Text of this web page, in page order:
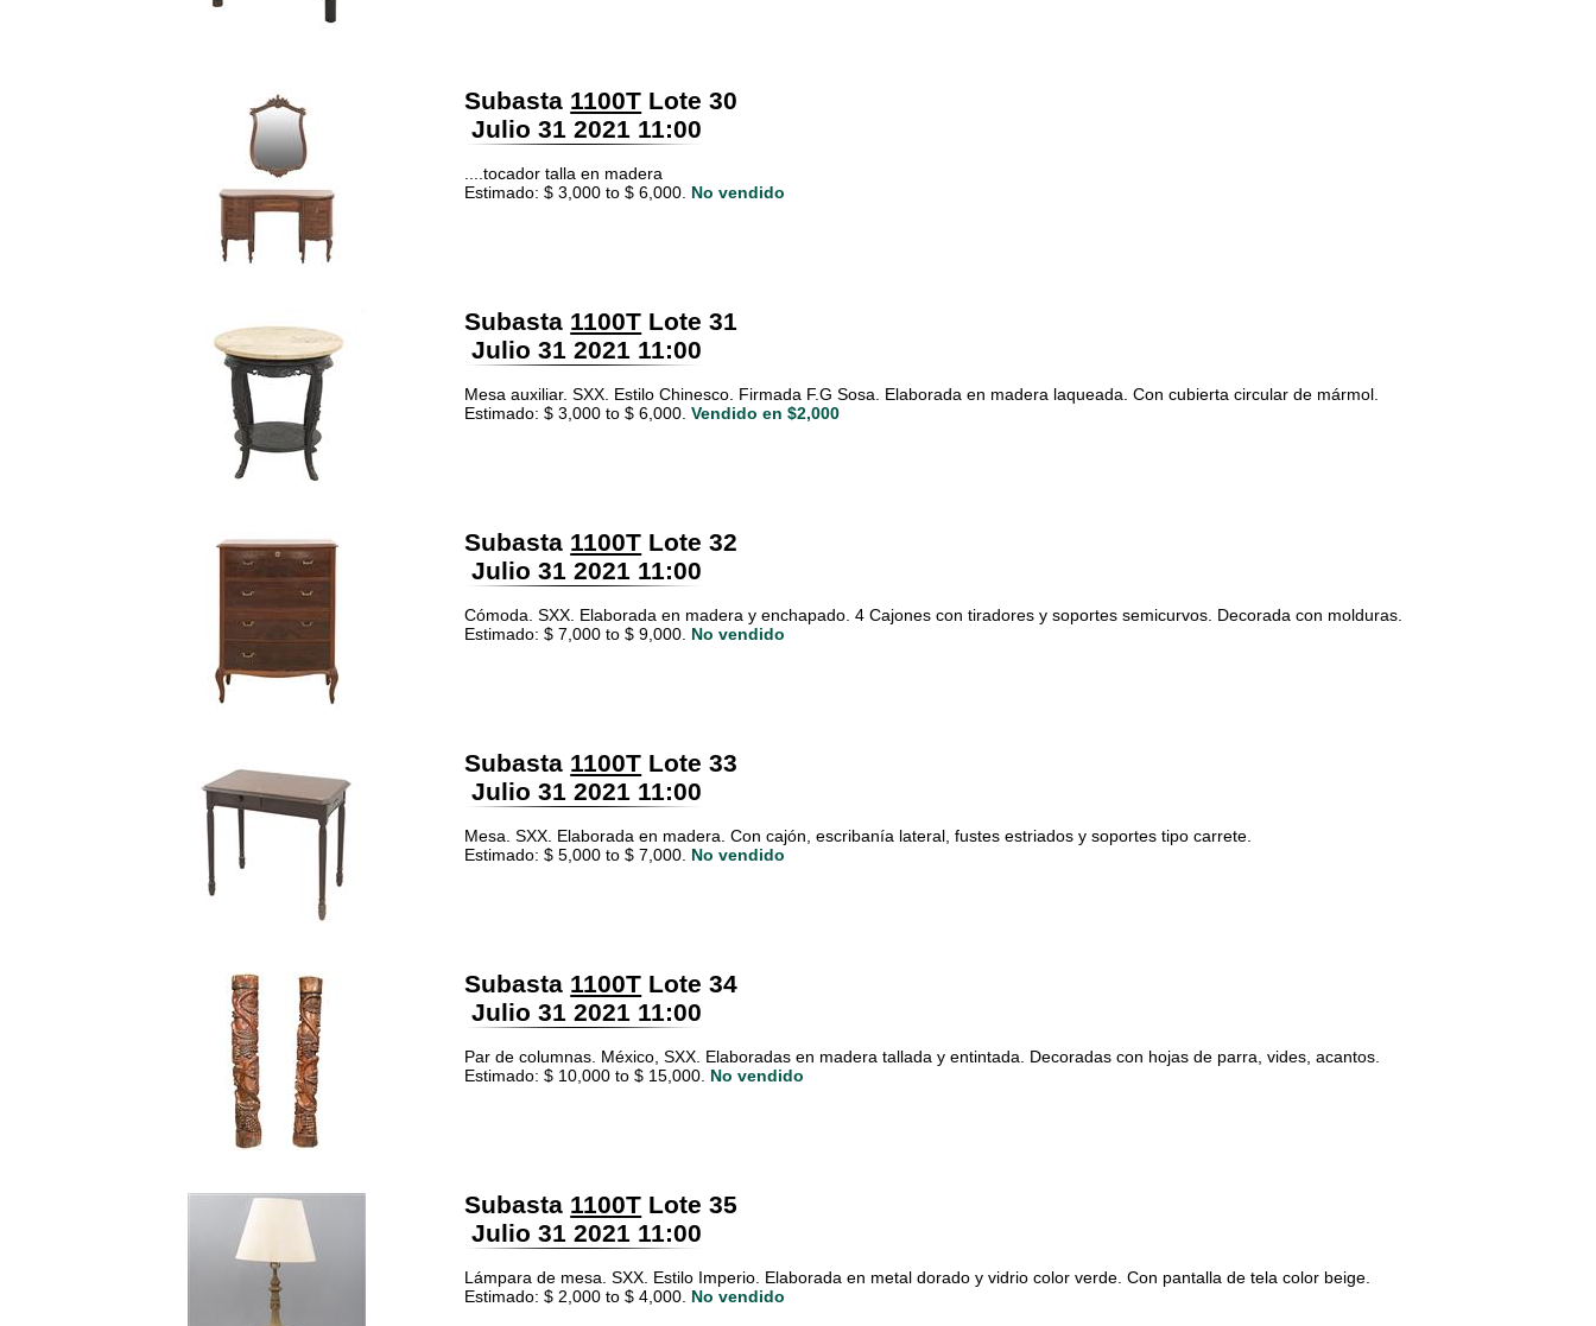
Subasta 1100T Lote 30
Julio 31 2021 11:00
....tocador talla en madera
Estimado: $ 3,000 to $ 6,000. No vendido
Subasta 1100T Lote 31
Julio 31 2021 11:00
Mesa auxiliar. SXX. Estilo Chinesco. Firmada F.G Sosa. Elaborada en madera laqueada. Con cubierta circular de mármol.
Estimado: $ 3,000 to $ 6,000. Vendido en $2,000
Subasta 1100T Lote 32
Julio 31 2021 11:00
Cómoda. SXX. Elaborada en madera y enchapado. 4 Cajones con tiradores y soportes semicurvos. Decorada con molduras.
Estimado: $ 7,000 to $ 9,000. No vendido
Subasta 1100T Lote 33
Julio 31 2021 11:00
Mesa. SXX. Elaborada en madera. Con cajón, escribanía lateral, fustes estriados y soportes tipo carrete.
Estimado: $ 5,000 to $ 7,000. No vendido
Subasta 1100T Lote 34
Julio 31 2021 11:00
Par de columnas. México, SXX. Elaboradas en madera tallada y entintada. Decoradas con hojas de parra, vides, acantos.
Estimado: $ 10,000 to $ 15,000. No vendido
Subasta 1100T Lote 35
Julio 31 2021 11:00
Lámpara de mesa. SXX. Estilo Imperio. Elaborada en metal dorado y vidrio color verde. Con pantalla de tela color beige.
Estimado: $ 2,000 to $ 4,000. No vendido